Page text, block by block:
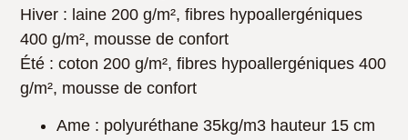
Hiver : laine 200 g/m², fibres hypoallergéniques
400 g/m², mousse de confort
Été : coton 200 g/m², fibres hypoallergéniques 400
g/m², mousse de confort
Ame : polyuréthane 35kg/m3 hauteur 15 cm